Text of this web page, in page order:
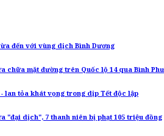
đến với vùng dịch Bình Dương
chữa mặt đường trên Quốc lộ 14 qua Bình
lan tỏa khát vọng trong dịp Tết độc lập
"đại dịch", 7 thanh niên bị phạt 105 triệu đồng